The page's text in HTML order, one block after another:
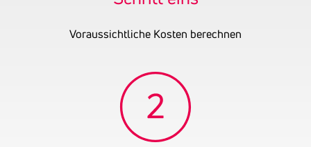
Voraussichtliche Kosten berechnen